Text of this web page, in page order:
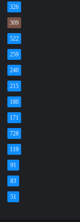
326
309
522
259
240
215
180
171
728
119
91
83
51